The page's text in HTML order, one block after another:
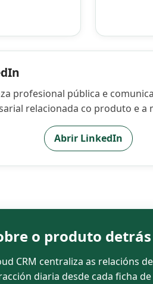
profesional pública e
relacionada co produto e a
Abrir LinkedIn
o produto
CRM centraliza as relacións
diaria desde cada ficha